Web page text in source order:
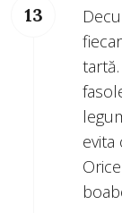
evita